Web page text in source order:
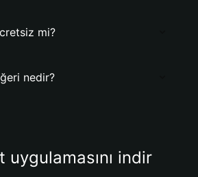
mi?
nedir?
indir